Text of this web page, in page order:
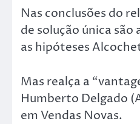
Nas conclusões do
de solução única
as hipóteses
Mas realça a
Humberto Delgado
em Vendas Novas.